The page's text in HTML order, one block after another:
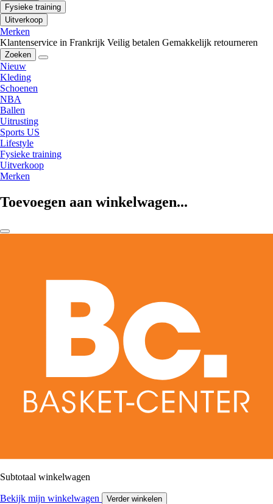
Fysieke training
Uitverkoop
Merken
Klantenservice in Frankrijk Veilig betalen Gemakkelijk retourneren
Zoeken
Nieuw
Kleding
Schoenen
NBA
Ballen
Uitrusting
Sports US
Lifestyle
Fysieke training
Uitverkoop
Merken
Toevoegen aan winkelwagen...
Subtotaal winkelwagen
Bekijk mijn winkelwagen Verder winkelen